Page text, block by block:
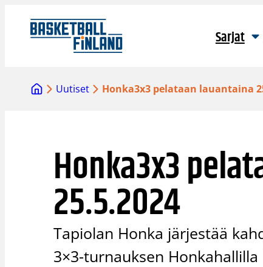
sisältöön
Sarjat
Uutiset Honka3x3 pelataan lauantaina
Honka3x3
25.5.2024
Tapiolan Honka järjestää
3×3-turnauksen